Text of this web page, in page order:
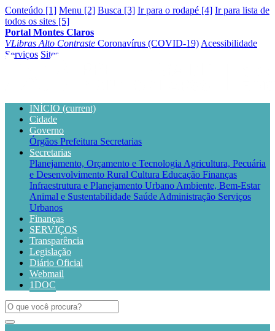
Conteúdo [1] Menu [2] Busca [3] Ir para o rodapé [4] Ir para lista de
todos os sites [5]
Portal Montes Claros
VLibras Alto Contraste Coronavírus (COVID-19) Acessibilidade
Serviços Sites
INÍCIO (current)
Cidade
Governo
Órgãos Prefeitura Secretarias
Secretarias
Planejamento, Orçamento e Tecnologia Agricultura, Pecuária
e Desenvolvimento Rural Cultura Educação Finanças
Infraestrutura e Planejamento Urbano Ambiente, Bem-Estar
Animal e Sustentabilidade Saúde Administração Serviços
Urbanos
Finanças
SERVIÇOS
Transparência
Legislação
Diário Oficial
Webmail
1DOC